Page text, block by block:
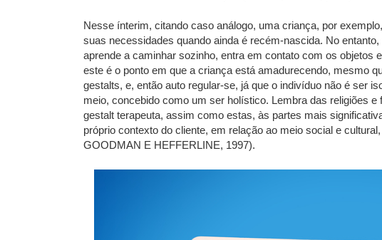
Nesse ínterim, citando caso análogo, uma criança, por
suas necessidades quando ainda é recém-nascida. No
aprende a caminhar sozinho, entra em contato com os objetos
este é o ponto em que a criança está amadurecendo, mesmo
gestalts, e, então auto regular-se, já que o indivíduo não é ser
meio, concebido como um ser holístico. Lembra das religiões
gestalt terapeuta, assim como estas, às partes mais
próprio contexto do cliente, em relação ao meio social e
GOODMAN E HEFFERLINE, 1997).